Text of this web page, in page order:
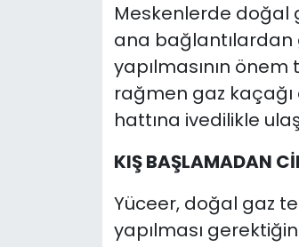
Meskenlerde doğal
ana bağlantılardan
yapılmasının
rağmen gaz kaçağı
hattına ivedilikle
KIŞ BAŞLAMADAN
Yüceer, doğal gaz
yapılması